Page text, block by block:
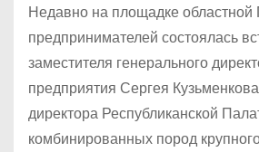
Недавно на площадке
предпринимателей состоялась
заместителя генерального
предприятия Сергея
директора Республиканской
комбинированных пород